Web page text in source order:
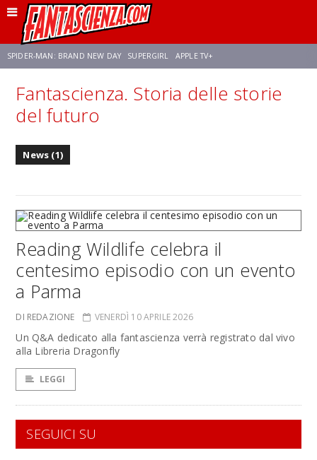
SPIDER-MAN: BRAND NEW DAY SUPERGIRL APPLE TV+
FRANCO RICCIARDIELLO ZENDAYA STAR TREK AVENGERS: DOOMSDAY
NETFLIX SADIE SINK
Fantascienza. Storia delle storie
del futuro
News (1)
Reading Wildlife celebra il
centesimo episodio con un evento
a Parma
DI REDAZIONE VENERDÌ 10 APRILE 2026
Un Q&A dedicato alla fantascienza verrà registrato dal vivo
alla Libreria Dragonfly
LEGGI
SEGUICI SU